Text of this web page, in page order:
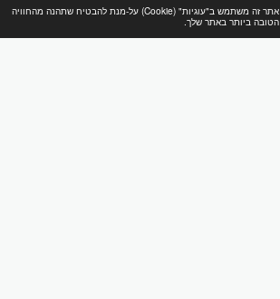
אתר זה משתמש ב"עוגיות" (Cookie) על-מנת להבטיח שתהנה מהחוויה
הטובה ביותר באתר שלך.